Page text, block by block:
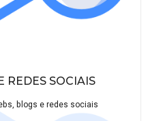
REDES SOCIAIS
blogs e redes sociais